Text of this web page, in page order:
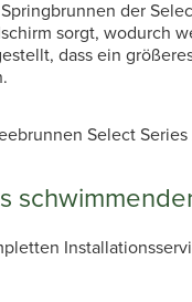
der
sorgt, wodurch
dass ein
Select